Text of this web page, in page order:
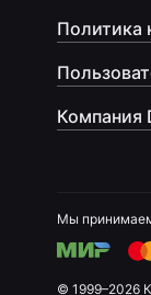
Политика
Компания
Мы
© 1999–2026